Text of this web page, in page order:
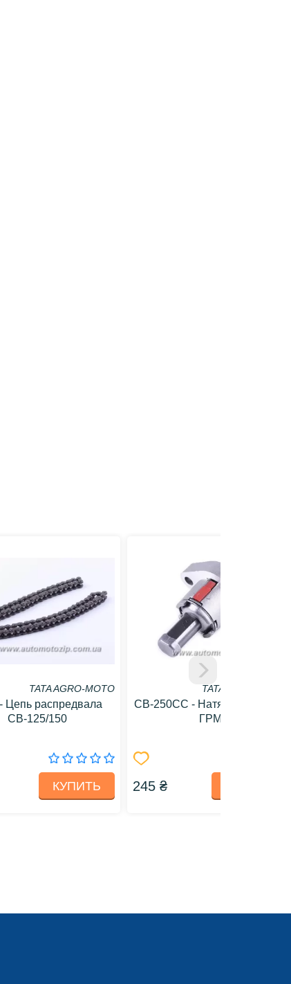
TATA AGRO-MOTO
Цепь распредвала
СВ-125/150
КУПИТЬ
TATA AGRO-MOTO
СВ-250СС - Натяжитель цепи
ГРМ
245 ₴